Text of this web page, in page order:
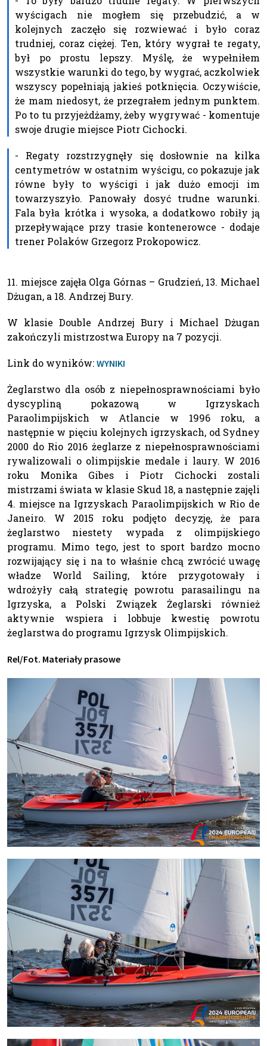
wyścigach nie mogłem się przebudzić, a w
kolejnych zaczęło się rozwiewać i było coraz
trudniej, coraz ciężej. Ten, który wygrał te regaty,
był po prostu lepszy. Myślę, że wypełniłem
wszystkie warunki do tego, by wygrać, aczkolwiek
wszyscy popełniają jakieś potknięcia. Oczywiście,
że mam niedosyt, że przegrałem jednym punktem.
Po to tu przyjeżdżamy, żeby wygrywać - komentuje
swoje drugie miejsce Piotr Cichocki.
- Regaty rozstrzygnęły się dosłownie na kilka
centymetrów w ostatnim wyścigu, co pokazuje jak
równe były to wyścigi i jak dużo emocji im
towarzyszyło. Panowały dosyć trudne warunki.
Fala była krótka i wysoka, a dodatkowo robiły ją
przepływające przy trasie kontenerowce - dodaje
trener Polaków Grzegorz Prokopowicz.
11. miejsce zajęła Olga Górnas – Grudzień, 13. Michael
Dżugan, a 18. Andrzej Bury.
W klasie Double Andrzej Bury i Michael Dżugan
zakończyli mistrzostwa Europy na 7 pozycji.
Link do wyników: WYNIKI
Żeglarstwo dla osób z niepełnosprawnościami było
dyscypliną pokazową w Igrzyskach
Paraolimpijskich w Atlancie w 1996 roku, a
następnie w pięciu kolejnych igrzyskach, od Sydney
2000 do Rio 2016 żeglarze z niepełnosprawnościami
rywalizowali o olimpijskie medale i laury. W 2016
roku Monika Gibes i Piotr Cichocki zostali
mistrzami świata w klasie Skud 18, a następnie zajęli
4. miejsce na Igrzyskach Paraolimpijskich w Rio de
Janeiro. W 2015 roku podjęto decyzję, że para
żeglarstwo niestety wypada z olimpijskiego
programu. Mimo tego, jest to sport bardzo mocno
rozwijający się i na to właśnie chcą zwrócić uwagę
władze World Sailing, które przygotowały i
wdrożyły całą strategię powrotu parasailingu na
Igrzyska, a Polski Związek Żeglarski również
aktywnie wspiera i lobbuje kwestię powrotu
żeglarstwa do programu Igrzysk Olimpijskich.
Rel/Fot. Materiały prasowe